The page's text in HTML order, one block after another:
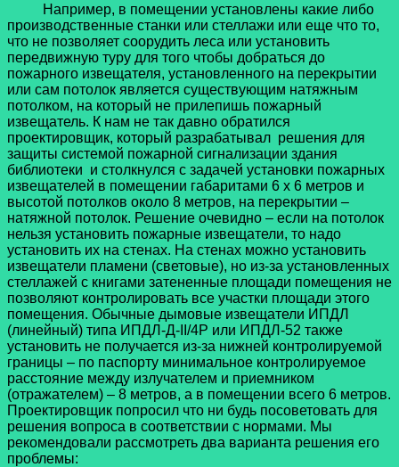
Например, в помещении установлены какие либо
производственные станки или стеллажи или еще что то,
что не позволяет соорудить леса или установить
передвижную туру для того чтобы добраться до
пожарного извещателя, установленного на перекрытии
или сам потолок является существующим натяжным
потолком, на который не прилепишь пожарный
извещатель. К нам не так давно обратился
проектировщик, который разрабатывал решения для
защиты системой пожарной сигнализации здания
библиотеки и столкнулся с задачей установки пожарных
извещателей в помещении габаритами 6 х 6 метров и
высотой потолков около 8 метров, на перекрытии –
натяжной потолок. Решение очевидно – если на потолок
нельзя установить пожарные извещатели, то надо
установить их на стенах. На стенах можно установить
извещатели пламени (световые), но из-за установленных
стеллажей с книгами затененные площади помещения не
позволяют контролировать все участки площади этого
помещения. Обычные дымовые извещатели ИПДЛ
(линейный) типа ИПДЛ-Д-II/4P или ИПДЛ-52 также
установить не получается из-за нижней контролируемой
границы – по паспорту минимальное контролируемое
расстояние между излучателем и приемником
(отражателем) – 8 метров, а в помещении всего 6 метров.
Проектировщик попросил что ни будь посоветовать для
решения вопроса в соответствии с нормами. Мы
рекомендовали рассмотреть два варианта решения его
проблемы: